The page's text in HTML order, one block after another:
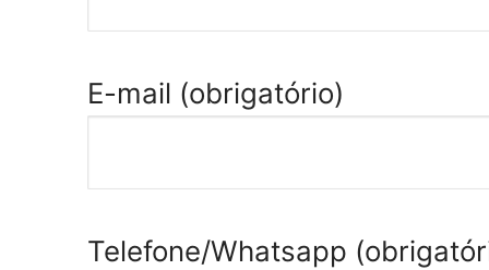
E-mail (obrigatório)
Telefone/Whatsapp